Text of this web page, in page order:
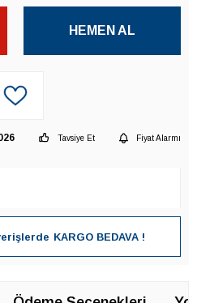
HEMEN AL
Tavsiye Et
Fiyat Alarmı
KARGO BEDAVA !